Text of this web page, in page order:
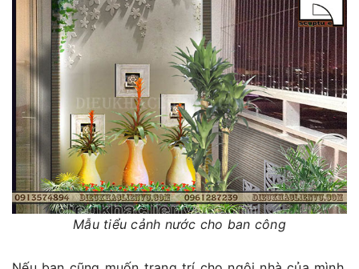
Mẫu tiểu cảnh nước cho ban công